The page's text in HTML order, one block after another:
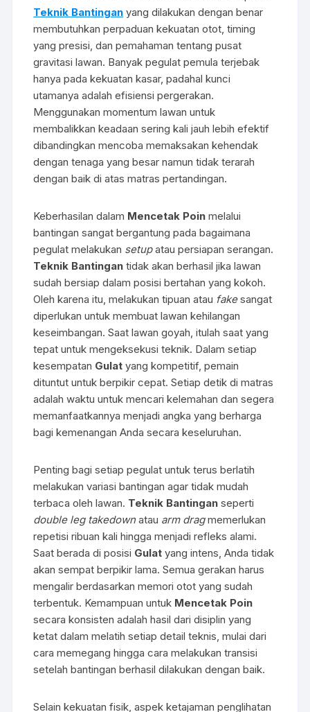
Teknik Bantingan yang dilakukan dengan benar
membutuhkan perpaduan kekuatan otot, timing
yang presisi, dan pemahaman tentang pusat
gravitasi lawan. Banyak pegulat pemula terjebak
hanya pada kekuatan kasar, padahal kunci
utamanya adalah efisiensi pergerakan.
Menggunakan momentum lawan untuk
membalikkan keadaan sering kali jauh lebih efektif
dibandingkan mencoba memaksakan kehendak
dengan tenaga yang besar namun tidak terarah
dengan baik di atas matras pertandingan.
Keberhasilan dalam Mencetak Poin melalui
bantingan sangat bergantung pada bagaimana
pegulat melakukan setupatau persiapan serangan.
Teknik Bantingan tidak akan berhasil jika lawan
sudah bersiap dalam posisi bertahan yang kokoh.
Oleh karena itu, melakukan tipuan atau fakesangat
diperlukan untuk membuat lawan kehilangan
keseimbangan. Saat lawan goyah, itulah saat yang
tepat untuk mengeksekusi teknik. Dalam setiap
kesempatan Gulat yang kompetitif, pemain
dituntut untuk berpikir cepat. Setiap detik di matras
adalah waktu untuk mencari kelemahan dan segera
memanfaatkannya menjadi angka yang berharga
bagi kemenangan Anda secara keseluruhan.
Penting bagi setiap pegulat untuk terus berlatih
melakukan variasi bantingan agar tidak mudah
terbaca oleh lawan. Teknik Bantingan seperti
double leg takedown atau arm dragmemerlukan
repetisi ribuan kali hingga menjadi refleks alami.
Saat berada di posisi Gulat yang intens, Anda tidak
akan sempat berpikir lama. Semua gerakan harus
mengalir berdasarkan memori otot yang sudah
terbentuk. Kemampuan untuk Mencetak Poin
secara konsisten adalah hasil dari disiplin yang
ketat dalam melatih setiap detail teknis, mulai dari
cara memegang hingga cara melakukan transisi
setelah bantingan berhasil dilakukan dengan baik.
Selain kekuatan fisik, aspek ketajaman penglihatan